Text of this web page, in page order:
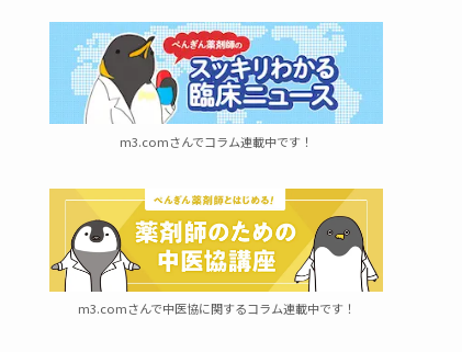
m3.comさんでコラム連載中です！
m3.comさんで中医協に関するコラム連載中です！